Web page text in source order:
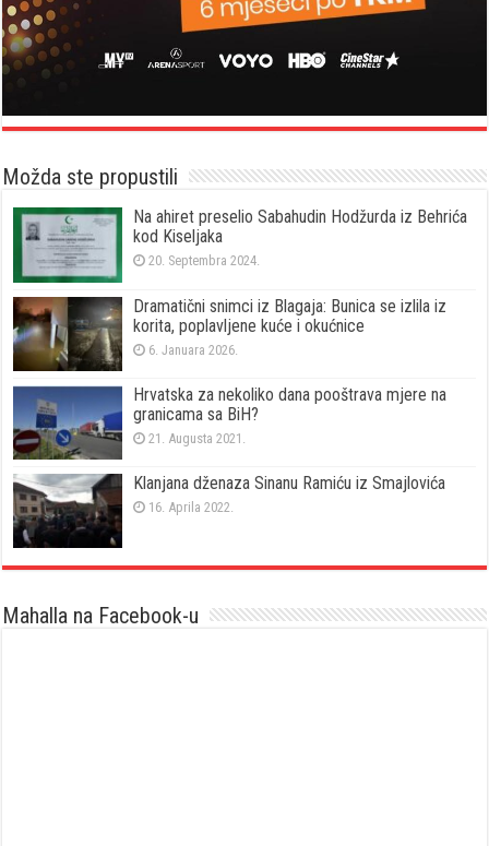
Možda ste propustili
Na ahiret preselio Sabahudin Hodžurda iz Behrića
kod Kiseljaka
20. Septembra 2024.
Dramatični snimci iz Blagaja: Bunica se izlila iz
korita, poplavljene kuće i okućnice
6. Januara 2026.
Hrvatska za nekoliko dana pooštrava mjere na
granicama sa BiH?
21. Augusta 2021.
Klanjana dženaza Sinanu Ramiću iz Smajlovića
16. Aprila 2022.
Mahalla na Facebook-u